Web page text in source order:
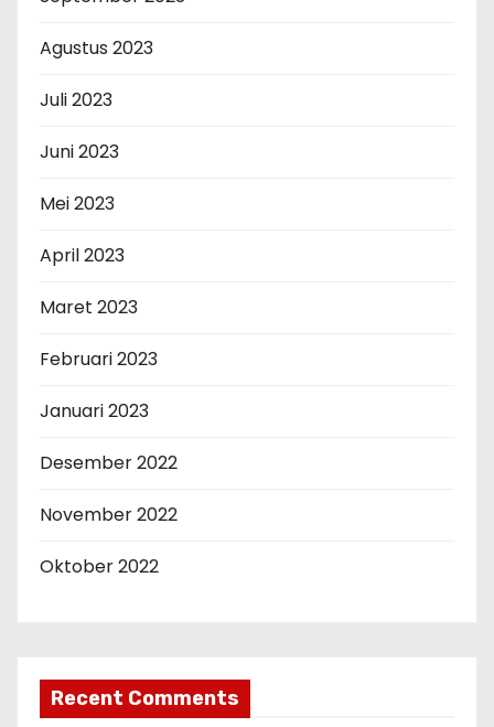
Agustus 2023
Juli 2023
Juni 2023
Mei 2023
April 2023
Maret 2023
Februari 2023
Januari 2023
Desember 2022
November 2022
Oktober 2022
Recent Comments